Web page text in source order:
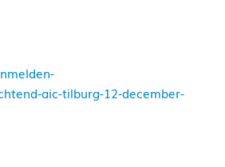
aic-tilburg-12-december-